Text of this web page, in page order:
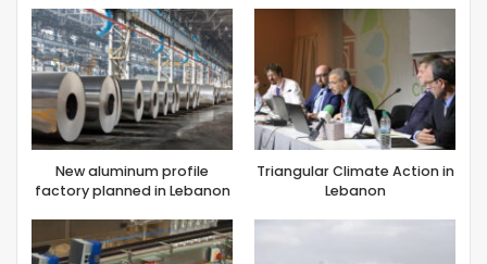
New aluminum profile
factory planned in Lebanon
Triangular Climate Action in
Lebanon